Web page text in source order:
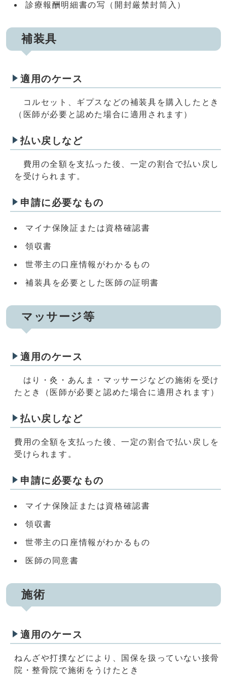
診療報酬明細書の写（開封厳禁封筒入）
補装具
適用のケース
コルセット、ギプスなどの補装具を購入したとき
（医師が必要と認めた場合に適用されます）
払い戻しなど
費用の全額を支払った後、一定の割合で払い戻し
を受けられます。
申請に必要なもの
マイナ保険証または資格確認書
領収書
世帯主の口座情報がわかるもの
補装具を必要とした医師の証明書
マッサージ等
適用のケース
はり・灸・あんま・マッサージなどの施術を受け
たとき（医師が必要と認めた場合に適用されます）
払い戻しなど
費用の全額を支払った後、一定の割合で払い戻しを
受けられます。
申請に必要なもの
マイナ保険証または資格確認書
領収書
世帯主の口座情報がわかるもの
医師の同意書
施術
適用のケース
ねんざや打撲などにより、国保を扱っていない接骨
院・整骨院で施術をうけたとき